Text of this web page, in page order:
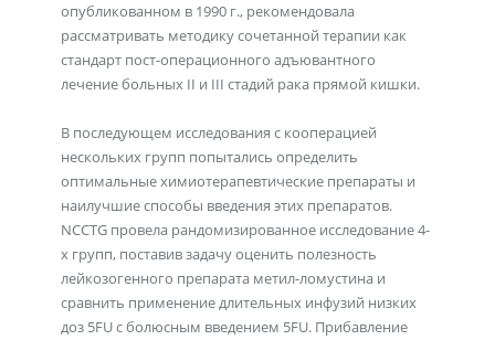
опубликованном в 1990 г., рекомендовала
рассматривать методику сочетанной терапии как
стандарт пост-операционного адъювантного
лечение больных II и III стадий рака прямой кишки.
В последующем исследования с кооперацией
нескольких групп попытались определить
оптимальные химиотерапевтические препараты и
наилучшие способы введения этих препаратов.
NCCTG провела рандомизированное исследование 4-
х групп, поставив задачу оценить полезность
лейкозогенного препарата метил-ломустина и
сравнить применение длительных инфузий низких
доз 5FU с болюсным введением 5FU. Прибавление